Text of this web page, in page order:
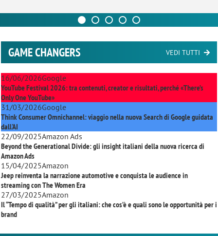
GAME CHANGERS VEDI TUTTI
16/06/2026Google
YouTube Festival 2026: tra contenuti, creator e risultati, perché «There’s
Only One YouTube»
31/03/2026Google
Think Consumer Omnichannel: viaggio nella nuova Search di Google guidata
dall'AI
22/09/2025Amazon Ads
Beyond the Generational Divide: gli insight italiani della nuova ricerca di
Amazon Ads
15/04/2025Amazon
Jeep reinventa la narrazione automotive e conquista le audience in
streaming conThe Women Era
27/03/2025Amazon
Il “Tempo di qualità” per gli italiani: che cos’è e quali sono le opportunità per i
brand